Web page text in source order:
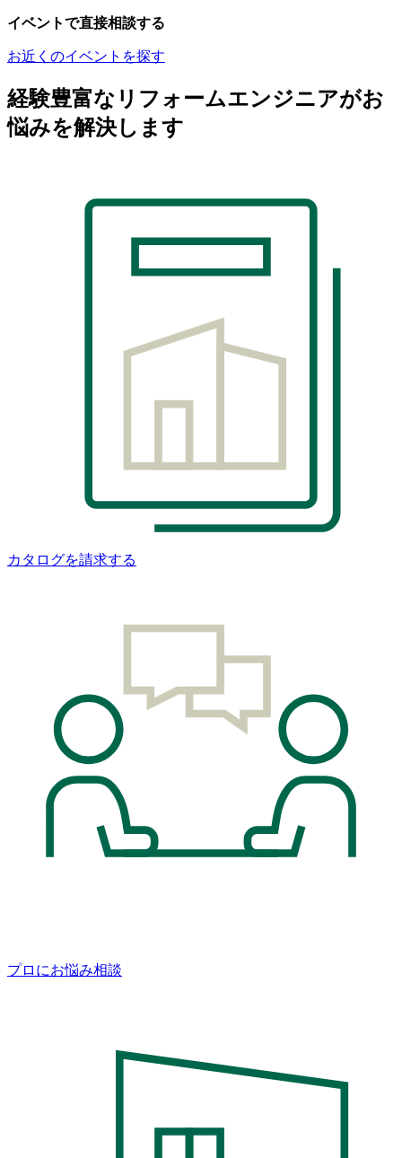
イベントで直接相談する
お近くのイベントを探す
経験豊富なリフォームエンジニアがお
悩みを解決します
カタログを請求する
プロにお悩み相談